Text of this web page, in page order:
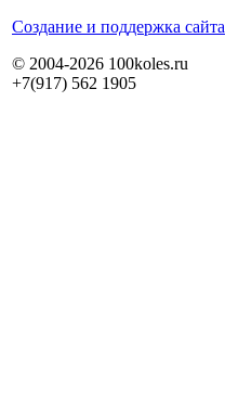
Cоздание и поддержка сайта
© 2004-2026 100koles.ru
+7(917) 562 1905